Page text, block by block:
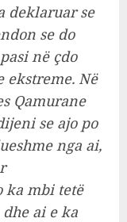
deklaruar se
se do
në çdo
ekstreme. Në
Qamurane
se ajo po
nga ai,
ka mbi tetë
ai e ka